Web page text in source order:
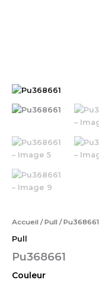
Accueil /Pull / Pu368661
Pull
Pu368661
Couleur
quantité
Pu368661